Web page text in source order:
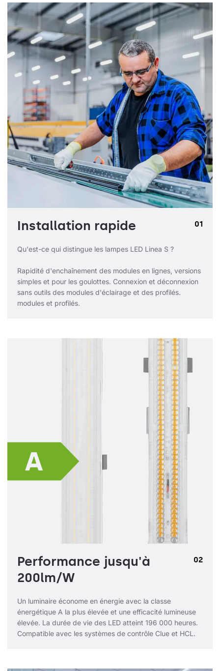
01
Installation rapide
Qu'est-ce qui distingue les lampes LED Linea S ?
Rapidité d'enchaînement des modules en lignes, versions
simples et pour les goulottes. Connexion et déconnexion
sans outils des modules d'éclairage et des profilés.
modules et profilés.
02
Performance jusqu'à
200lm/W
Un luminaire économe en énergie avec la classe
énergétique A la plus élevée et une efficacité lumineuse
élevée. La durée de vie des LED atteint 196 000 heures.
Compatible avec les systèmes de contrôle Clue et HCL.